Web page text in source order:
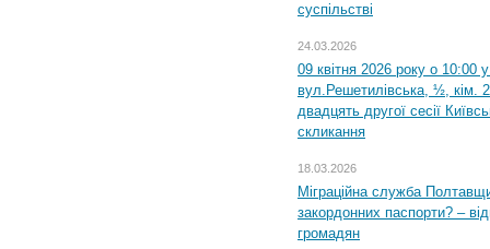
суспільстві
24.03.2026
09 квітня 2026 року о 10:00
вул.Решетилівська, ½, кім.
двадцять другої сесії
скликання
18.03.2026
Міграційна служба
закордонних паспорти? –
громадян